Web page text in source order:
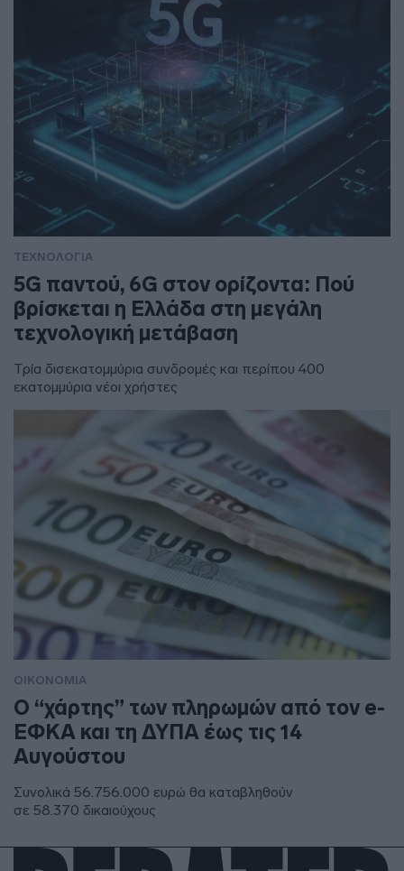
ΤΕΧΝΟΛΟΓΙΑ
5G παντού, 6G στον ορίζοντα: Πού
βρίσκεται η Ελλάδα στη μεγάλη
τεχνολογική μετάβαση
Τρία δισεκατομμύρια συνδρομές και περίπου 400
εκατομμύρια νέοι χρήστες
ΟΙΚΟΝΟΜΙΑ
Ο “χάρτης” των πληρωμών από τον e-
ΕΦΚΑ και τη ΔΥΠΑ έως τις 14
Αυγούστου
Συνολικά 56.756.000 ευρώ θα καταβληθούν
σε 58.370 δικαιούχους